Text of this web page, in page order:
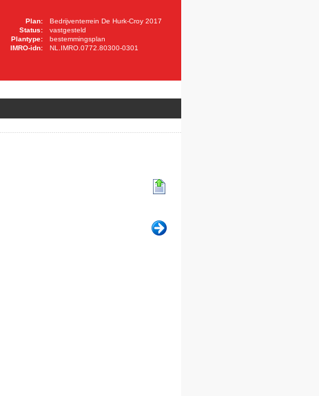
Plan:
Bedrijventerrein De Hurk-Croy 2017
Status:
vastgesteld
Plantype:
bestemmingsplan
IMRO-idn:
NL.IMRO.0772.80300-0301